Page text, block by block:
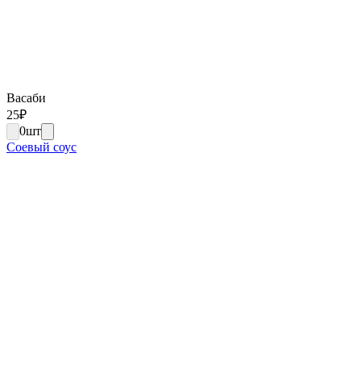
Васаби
25₽
0шт
Соевый соус